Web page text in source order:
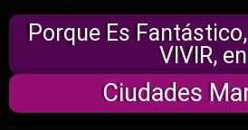
Porque Es
VIVIR, en
Ciudades